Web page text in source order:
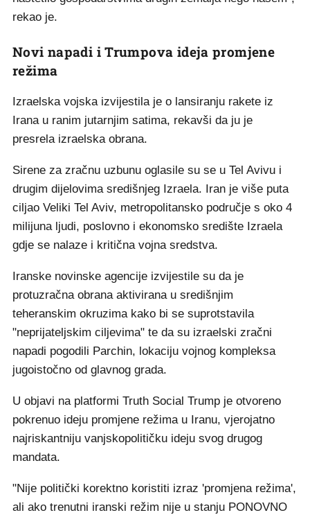
rekao je.
Novi napadi i Trumpova ideja promjene
režima
Izraelska vojska izvijestila je o lansiranju rakete iz
Irana u ranim jutarnjim satima, rekavši da ju je
presrela izraelska obrana.
Sirene za zračnu uzbunu oglasile su se u Tel Avivu i
drugim dijelovima središnjeg Izraela. Iran je više puta
ciljao Veliki Tel Aviv, metropolitansko područje s oko 4
milijuna ljudi, poslovno i ekonomsko središte Izraela
gdje se nalaze i kritična vojna sredstva.
Iranske novinske agencije izvijestile su da je
protuzračna obrana aktivirana u središnjim
teheranskim okruzima kako bi se suprotstavila
"neprijateljskim ciljevima" te da su izraelski zračni
napadi pogodili Parchin, lokaciju vojnog kompleksa
jugoistočno od glavnog grada.
U objavi na platformi Truth Social Trump je otvoreno
pokrenuo ideju promjene režima u Iranu, vjerojatno
najriskantniju vanjskopolitičku ideju svog drugog
mandata.
"Nije politički korektno koristiti izraz 'promjena režima',
ali ako trenutni iranski režim nije u stanju PONOVNO